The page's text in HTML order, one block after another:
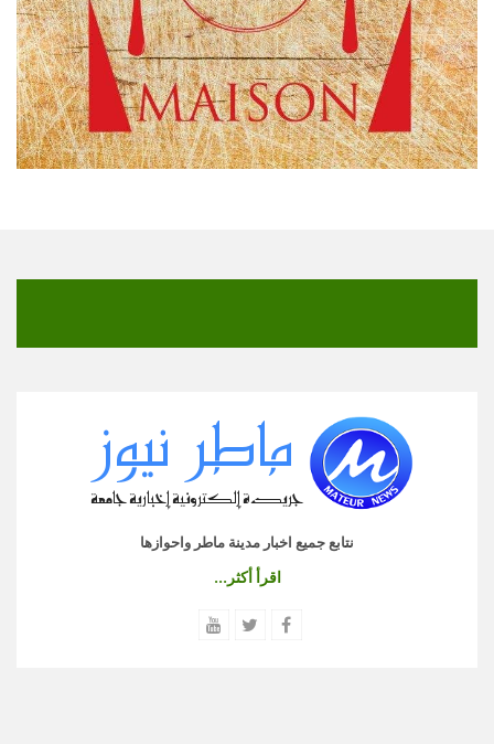
نتابع جميع اخبار مدينة ماطر واحوازها
اقرأ أكثر...